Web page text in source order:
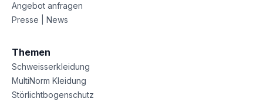
Angebot anfragen
Presse | News
Themen
Schweisserkleidung
MultiNorm Kleidung
Störlichtbogenschutz